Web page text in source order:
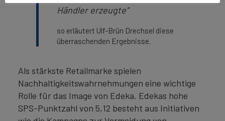
Händler erzeugte”
so erläutert Ulf-Brün Drechsel diese
überraschenden Ergebnisse.
Als stärkste Retailmarke spielen
Nachhaltigkeitswahrnehmungen eine wichtige
Rolle für das Image von Edeka. Edekas hohe
SPS-Punktzahl von 5,12 besteht aus Initiativen